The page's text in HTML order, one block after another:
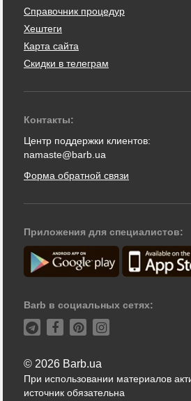
Справочник процедур
Хештеги
Карта сайта
Скидки в телеграм
Контакты:
Центр поддержки клиентов:
namaste@barb.ua
Форма обратной связи
Приложения для специалистов:
Barb в социальных сетях:
© 2026 Barb.ua
При использовании материалов
источник обязательна